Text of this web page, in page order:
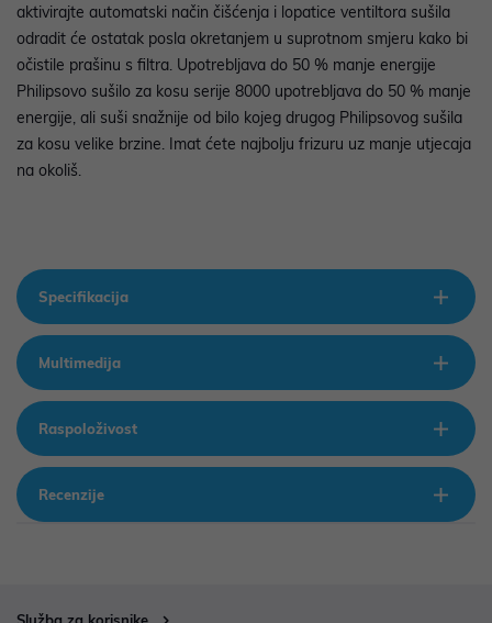
aktivirajte automatski način čišćenja i lopatice ventiltora sušila
odradit će ostatak posla okretanjem u suprotnom smjeru kako bi
očistile prašinu s filtra. Upotrebljava do 50 % manje energije
Philipsovo sušilo za kosu serije 8000 upotrebljava do 50 % manje
energije, ali suši snažnije od bilo kojeg drugog Philipsovog sušila
za kosu velike brzine. Imat ćete najbolju frizuru uz manje utjecaja
na okoliš.
Specifikacija
Multimedija
Raspoloživost
Recenzije